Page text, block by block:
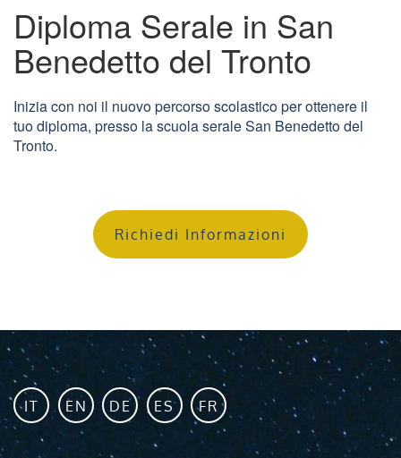
Diploma Serale in San
Benedetto del Tronto
Inizia con noi il nuovo percorso scolastico per ottenere il
tuo diploma, presso la scuola serale San Benedetto del
Tronto.
Richiedi Informazioni
IT EN DE ES FR